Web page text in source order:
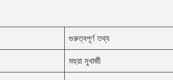
গুরুত্বপূর্ণ তথ্য
মহুয়া মুখার্জী